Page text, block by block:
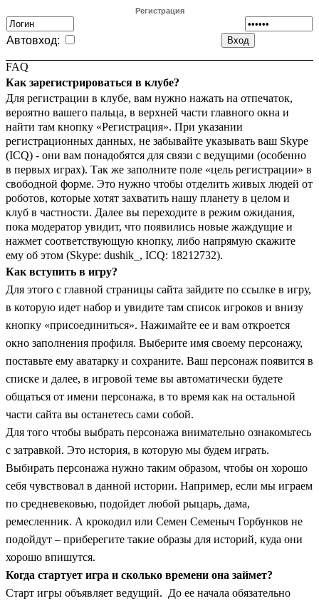
Регистрация
Автовход:
FAQ
Как зарегистрироваться в клубе?
Для регистрации в клубе, вам нужно нажать на отпечаток,
вероятно вашего пальца, в верхней части главного окна и
найти там кнопку «Регистрация». При указании
регистрационных данных, не забывайте указывать ваш Skype
(ICQ) - они вам понадобятся для связи с ведущими (особенно
в первых играх). Так же заполните поле «цель регистрации» в
свободной форме. Это нужно чтобы отделить живых людей от
роботов, которые хотят захватить нашу планету в целом и
клуб в частности. Далее вы переходите в режим ожидания,
пока модератор увидит, что появились новые жаждущие и
нажмет соответствующую кнопку, либо напрямую скажите
ему об этом (Skype: dushik_, ICQ: 18212732).
Как вступить в игру?
Для этого с главной страницы сайта зайдите по ссылке в игру,
в которую идет набор и увидите там список игроков и внизу
кнопку «присоединиться». Нажимайте ее и вам откроется
окно заполнения профиля. Выберите имя своему персонажу,
поставьте ему аватарку и сохраните. Ваш персонаж появится в
списке и далее, в игровой теме вы автоматически будете
общаться от имени персонажа, в то время как на остальной
части сайта вы останетесь сами собой.
Для того чтобы выбрать персонажа внимательно ознакомьтесь
с затравкой. Это история, в которую мы будем играть.
Выбирать персонажа нужно таким образом, чтобы он хорошо
себя чувствовал в данной истории. Например, если мы играем
по средневековью, подойдет любой рыцарь, дама,
ремесленник. А крокодил или Семен Семеныч Горбунков не
подойдут – приберегите такие образы для историй, куда они
хорошо впишутся.
Когда стартует игра и сколько времени она займет?
Старт игры объявляет ведущий. До ее начала обязательно